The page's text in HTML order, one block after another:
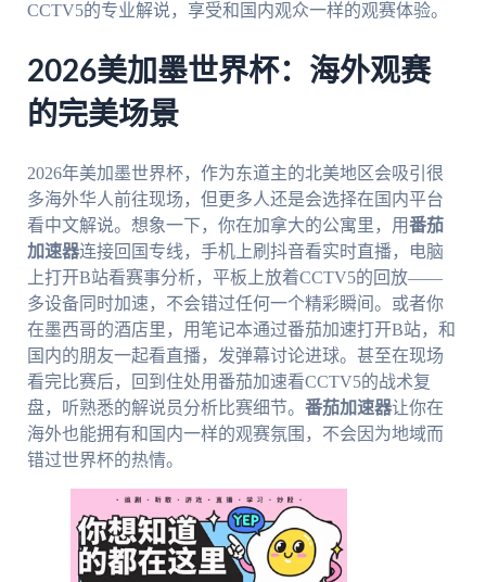
CCTV5的专业解说，享受和国内观众一样的观赛体验。
2026美加墨世界杯：海外观赛
的完美场景
2026年美加墨世界杯，作为东道主的北美地区会吸引很
多海外华人前往现场，但更多人还是会选择在国内平台
看中文解说。想象一下，你在加拿大的公寓里，用番茄
加速器连接回国专线，手机上刷抖音看实时直播，电脑
上打开B站看赛事分析，平板上放着CCTV5的回放——
多设备同时加速，不会错过任何一个精彩瞬间。或者你
在墨西哥的酒店里，用笔记本通过番茄加速打开B站，和
国内的朋友一起看直播，发弹幕讨论进球。甚至在现场
看完比赛后，回到住处用番茄加速看CCTV5的战术复
盘，听熟悉的解说员分析比赛细节。 番茄加速器让你在
海外也能拥有和国内一样的观赛氛围，不会因为地域而
错过世界杯的热情。